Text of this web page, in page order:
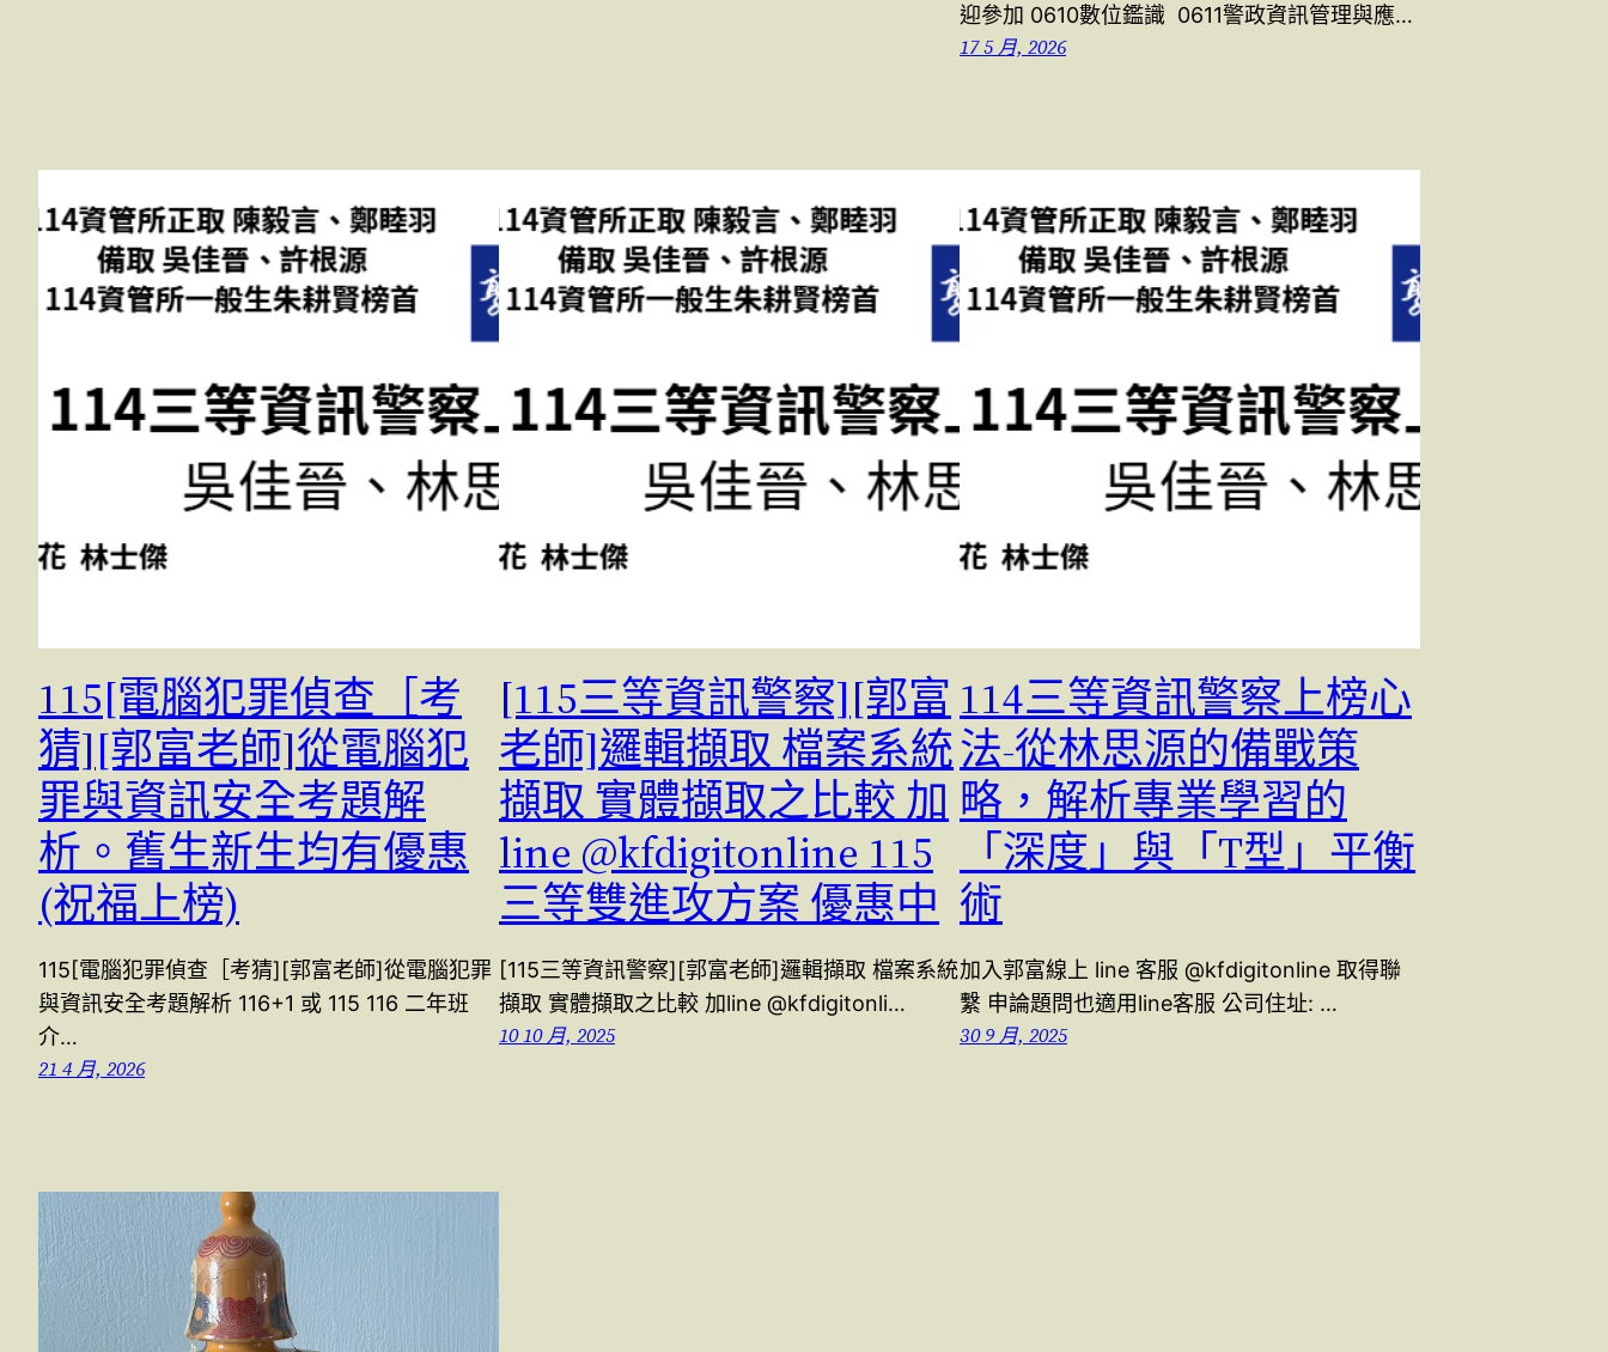
迎參加 0610數位鑑識 0611警政資訊管理與應…
17 5 月, 2026
115[電腦犯罪偵查［考
猜][郭富老師]從電腦犯
罪與資訊安全考題解
析。舊生新生均有優惠
(祝福上榜)
115[電腦犯罪偵查［考猜][郭富老師]從電腦犯罪
與資訊安全考題解析 116+1 或 115 116 二年班
介…
21 4 月, 2026
[115三等資訊警察][郭富
老師]邏輯擷取 檔案系統
擷取 實體擷取之比較 加
line @kfdigitonline 115
三等雙進攻方案 優惠中
[115三等資訊警察][郭富老師]邏輯擷取 檔案系統
擷取 實體擷取之比較 加line @kfdigitonli…
10 10 月, 2025
114三等資訊警察上榜心
法-從林思源的備戰策
略，解析專業學習的
「深度」與「T型」平衡
術
加入郭富線上 line 客服 @kfdigitonline 取得聯
繫 申論題問也適用line客服 公司住址: …
30 9 月, 2025